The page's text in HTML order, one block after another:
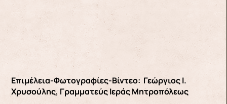
Επιμέλεια-Φωτογραφίες-Βίντεο: Γεώργιος Ι.
Χρυσούλης, Γραμματεύς Ιεράς Μητροπόλεως